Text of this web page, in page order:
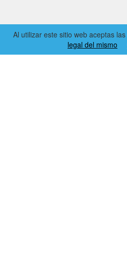
Al utilizar este sitio web aceptas las
legal del mismo